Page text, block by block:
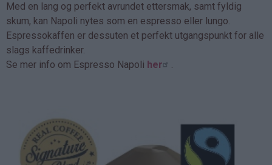
Med en lang og perfekt avrundet ettersmak, samt fyldig
skum, kan Napoli nytes som en espresso eller lungo.
Espressokaffen er dessuten et perfekt utgangspunkt for alle
slags kaffedrinker.
Se mer info om Espresso Napoli her .